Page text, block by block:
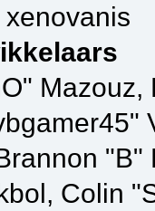
Colin